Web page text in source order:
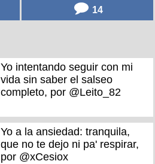
14
Yo intentando seguir con mi
vida sin saber el salseo
completo, por @Leito_82
Yo a la ansiedad: tranquila,
que no te dejo ni pa' respirar,
por @xCesiox